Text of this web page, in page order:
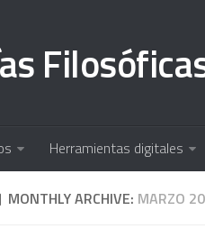
Herramientas digitales
MONTHLY ARCHIVE: MARZO